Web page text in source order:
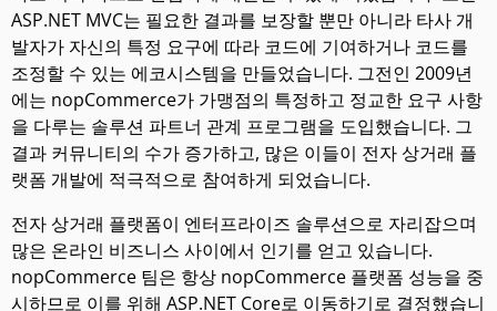
ASP.NET MVC는 필요한 결과를 보장할 뿐만 아니라 타사 개
발자가 자신의 특정 요구에 따라 코드에 기여하거나 코드를
조정할 수 있는 에코시스템을 만들었습니다. 그전인 2009년
에는 nopCommerce가 가맹점의 특정하고 정교한 요구 사항
을 다루는 솔루션 파트너 관계 프로그램을 도입했습니다. 그
결과 커뮤니티의 수가 증가하고, 많은 이들이 전자 상거래 플
랫폼 개발에 적극적으로 참여하게 되었습니다.
전자 상거래 플랫폼이 엔터프라이즈 솔루션으로 자리잡으며
많은 온라인 비즈니스 사이에서 인기를 얻고 있습니다.
nopCommerce 팀은 항상 nopCommerce 플랫폼 성능을 중
시하므로 이를 위해 ASP.NET Core로 이동하기로 결정했습니